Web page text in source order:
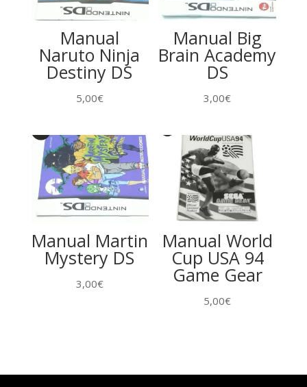
Manual
Naruto Ninja
Destiny DS
5,00€
Manual Big
Brain Academy
DS
3,00€
Manual Martin
Mystery DS
3,00€
Manual World
Cup USA 94
Game Gear
5,00€